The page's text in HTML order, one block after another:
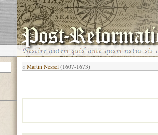
« Martin Nessel (1607-1673)